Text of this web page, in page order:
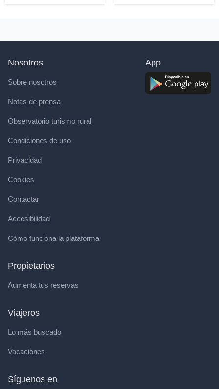
Nosotros
Sobre nosotros
Notas de prensa
Observatorio turismo rural
Condiciones de uso
Privacidad
Cookies
Contactar
Accesibilidad
Cómo funciona la plataforma
Propietarios
Aumenta tus reservas
Viajeros
Lo más buscado
Vacaciones
App
Síguenos en